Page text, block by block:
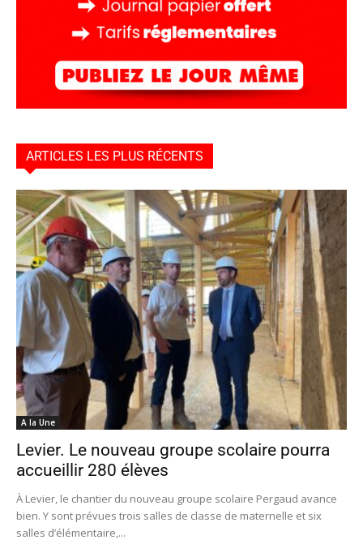
ARTICLES LES PLUS RÉCENTS
A la Une
Levier. Le nouveau groupe scolaire pourra
accueillir 280 élèves
À Levier, le chantier du nouveau groupe scolaire Pergaud avance
bien. Y sont prévues trois salles de classe de maternelle et six
salles d’élémentaire,...